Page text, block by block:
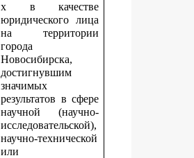
х в качестве
юридического лица
на территории
города
Новосибирска,
достигнувшим
значимых
результатов в сфере
научной (научно-
исследовательской),
научно-технической
или